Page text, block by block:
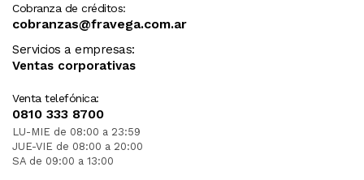
Cobranza de créditos:
cobranzas@fravega.com.ar
Servicios a empresas:
Ventas corporativas
Venta telefónica:
0810 333 8700
LU-MIE de 08:00 a 23:59
JUE-VIE de 08:00 a 20:00
SA de 09:00 a 13:00